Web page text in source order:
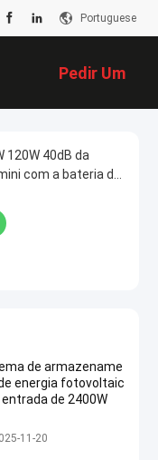
Portuguese
Pedir Um
Orçamento
120W 40dB da
com a bateria de
de armazename
energia fotovoltaic
entrada de 2400W
UPS de G
11-20